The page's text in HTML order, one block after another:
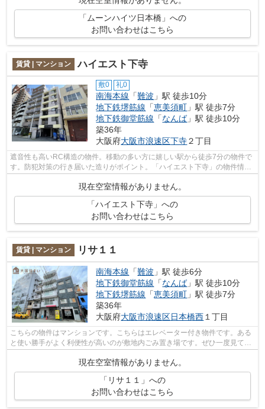
「ムーンハイツ日本橋」への
お問い合わせはこちら
賃貸 | マンション ハイエスト下寺
敷0 礼0
南海本線 「難波 」駅 徒歩10分
地下鉄堺筋線 「恵美須町 」駅 徒歩7分
地下鉄御堂筋線 「なんば」駅 徒歩10分
築36年
大阪府大阪市浪速区下寺２丁目
遮音性も高いRC構造の物件。移動の多い方に嬉しい駅から徒歩7分の物件で
す。防犯対策の行き届いた造りがポイント。「ハイエスト下寺」の物件情報
をお探しならお気軽にお問い合わせ下さ...
現在空室情報がありません。
「ハイエスト下寺」への
お問い合わせはこちら
賃貸 | マンション リサ１１
南海本線 「難波 」駅 徒歩6分
地下鉄御堂筋線 「なんば」駅 徒歩10分
地下鉄堺筋線 「恵美須町 」駅 徒歩7分
築36年
大阪府大阪市浪速区日本橋西 １丁目
こちらの物件はマンションです。こちらはエレベーター付き物件です。ある
と使い勝手がよく利便性が高いのが敷地内ごみ置き場です。ぜひ一度見てい
現在空室情報がありません。
「リサ１１」への
お問い合わせはこちら